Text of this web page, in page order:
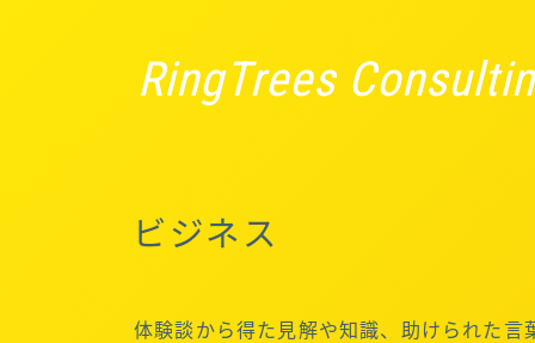
RingTrees
ビジネス
体験談から得た見解や知識、助けられた言